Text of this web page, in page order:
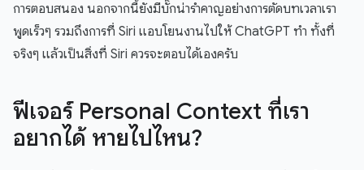
การตอบสนอง นอกจากนี้ยังมีบั๊กน่ารำคาญอย่างการตัดบทเวลาเรา
พูดเร็วๆ รวมถึงการที่ Siri แอบโยนงานไปให้ ChatGPT ทำ ทั้งที่
จริงๆ แล้วเป็นสิ่งที่ Siri ควรจะตอบได้เองครับ
ฟีเจอร์ Personal Context ที่เรา
อยากได้ หายไปไหน?